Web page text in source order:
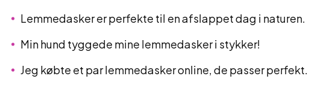
Lemmedasker er perfekte til en afslappet dag i naturen.
Min hund tyggede mine lemmedasker i stykker!
Jeg købte et par lemmedasker online, de passer perfekt.